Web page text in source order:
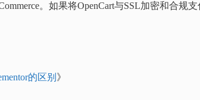
。如果将OpenCart与SSL加密和合规
的区别 》